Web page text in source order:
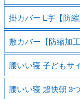
掛カバー L字【防縮
敷カバー【防縮加
腰いい寝 子どもサ
腰いい寝 超快朝 3